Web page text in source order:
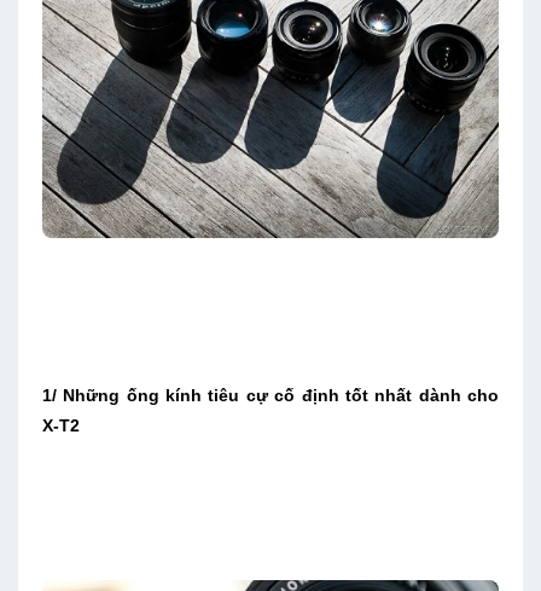
1/ Những ống kính tiêu cự cố định tốt nhất dành cho
X-T2